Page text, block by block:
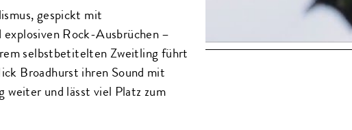
gespickt mit
explosiven Rock-Ausbrüchen –
selbstbetitelten Zweitling führt
Broadhurst ihren Sound mit
weiter und lässt viel Platz zum